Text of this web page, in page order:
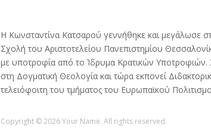
Η Κωνσταντίνα Κατσαρού γεννήθηκε και μεγάλωσε
Σχολή του Αριστοτελείου Πανεπιστημίου
με υποτροφία από το Ίδρυμα Κρατικών Υποτροφιών.
στη Δογματική Θεολογία και τώρα εκπονεί
τελειόφοιτη του τμήματος του Ευρωπαϊκού
Copyright © 2026 Your Name. All rights reserved.